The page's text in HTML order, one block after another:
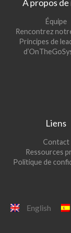
A propos de
Équipe
Rencontrez
Principes de
Liens
Contact
Ressources
Politique de
English